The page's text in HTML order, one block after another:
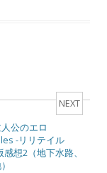
NEXT
公のエロ
-リリテイル
想2（地下水路、